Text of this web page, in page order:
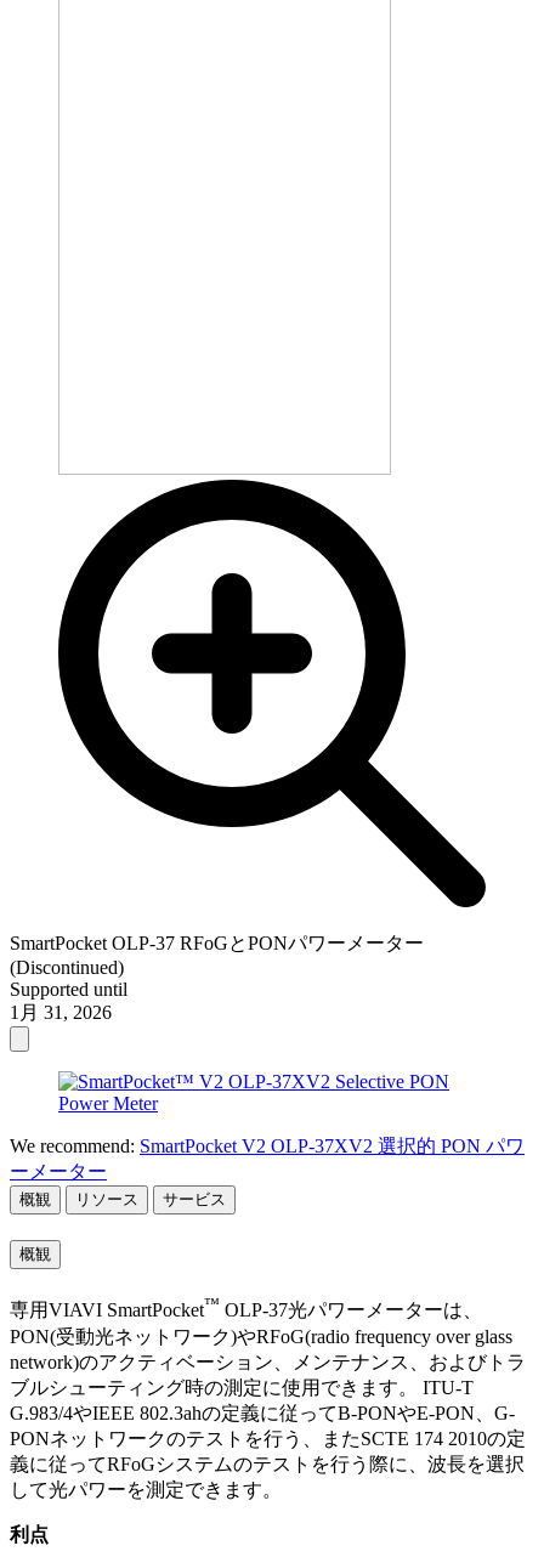
SmartPocket OLP-37 RFoGとPONパワーメーター
(Discontinued)
Supported until
1月 31, 2026
We recommend: SmartPocket V2 OLP-37XV2 選択的 PON パワ
ーメーター
概観 リソース サービス
概観
専用VIAVI SmartPocket™ OLP-37光パワーメーターは、
PON(受動光ネットワーク)やRFoG(radio frequency over glass
network)のアクティベーション、メンテナンス、およびトラ
ブルシューティング時の測定に使用できます。 ITU-T
G.983/4やIEEE 802.3ahの定義に従ってB-PONやE-PON、G-
PONネットワークのテストを行う、またSCTE 174 2010の定
義に従ってRFoGシステムのテストを行う際に、波長を選択
して光パワーを測定できます。
利点